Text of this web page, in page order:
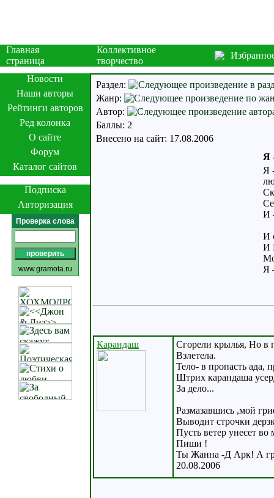
Главная
страница
Коллективное
творчество
Новости
Наши авторы
Рейтинги авторов
Ред колонка
О сайте
Форум
Каталог сайтов
Подписка
Авторизация
Проверка слова
www.gramota.ru
Раздел:
Жанр:
Автор:
Баллы: 2
Внесено на сайт: 17.08.2006
Я
Я
И
И
И
Я
Карандаш
Cгорели крылья, Но в
Взлетела.
Тело- в пропасть ада,
Штрих карандаша
За дело...
Размазавшись ,мой
Выводит строчки
Пусть ветер унесет во
Пиши !
Ты Жанна -Д Арк! А
20.08.2006